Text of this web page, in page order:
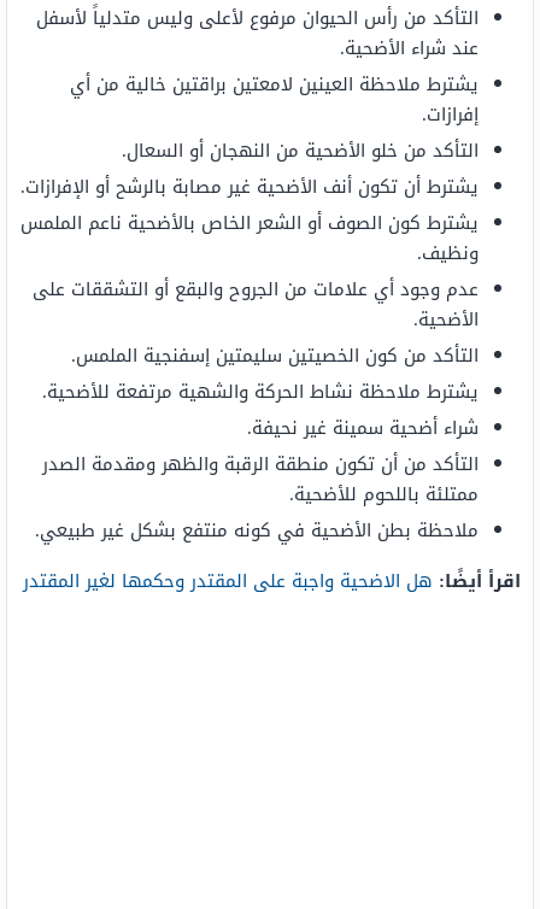
التأكد من رأس الحيوان مرفوع لأعلى وليس متدلياً لأسفل
عند شراء الأضحية.
يشترط ملاحظة العينين لامعتين براقتين خالية من أي
إفرازات.
التأكد من خلو الأضحية من النهجان أو السعال.
يشترط أن تكون أنف الأضحية غير مصابة بالرشح أو الإفرازات.
يشترط كون الصوف أو الشعر الخاص بالأضحية ناعم الملمس
ونظيف.
عدم وجود أي علامات من الجروح والبقع أو التشققات على
الأضحية.
التأكد من كون الخصيتين سليمتين إسفنجية الملمس.
يشترط ملاحظة نشاط الحركة والشهية مرتفعة للأضحية.
شراء أضحية سمينة غير نحيفة.
التأكد من أن تكون منطقة الرقبة والظهر ومقدمة الصدر
ممتلئة باللحوم للأضحية.
ملاحظة بطن الأضحية في كونه منتفع بشكل غير طبيعي.
اقرأ أيضًا: هل الاضحية واجبة على المقتدر وحكمها لغير المقتدر